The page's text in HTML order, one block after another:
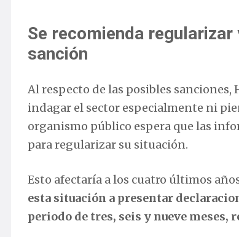
Se recomienda
sanción
Al respecto de las posibles
indagar el sector especialmente ni
organismo público espera que las
para regularizar su situación.
Esto afectaría a los cuatro últimos
esta situación a presentar
periodo de tres, seis y nueve meses,